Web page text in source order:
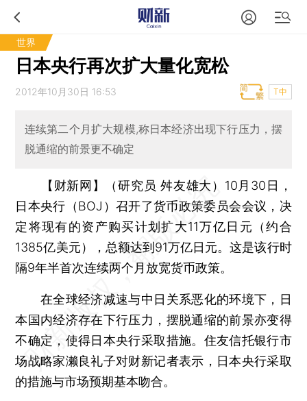
世界
日本央行再次扩大量化宽松
2012年10月30日 16:53 T中
连续第二个月扩大规模,称日本经济出现下行压力，摆
脱通缩的前景更不确定
【财新网】（研究员 舛友雄大） 10月30日，
日本央行（BOJ）召开了货币政策委员会会议，决
定将现有的资产购买计划扩大11万亿日元（约合
1385亿美元），总额达到91万亿日元。这是该行时
隔9年半首次连续两个月放宽货币政策。
在全球经济减速与中日关系恶化的环境下，日
本国内经济存在下行压力，摆脱通缩的前景亦变得
不确定，使得日本央行采取措施。住友信托银行市
场战略家濑良礼子对财新记者表示，日本央行采取
的措施与市场预期基本吻合。